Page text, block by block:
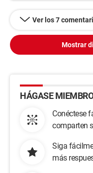
Ver los 7
Mostrar
HÁGASE
Conéctese
comparten
Siga
más